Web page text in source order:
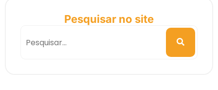
Pesquisar no site